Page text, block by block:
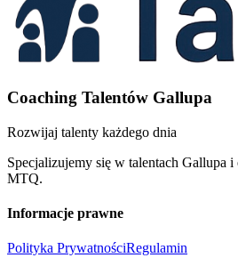
Coaching Talentów Gallupa
Rozwijaj talenty każdego dnia
Specjalizujemy się w talentach Gallupa
MTQ.
Informacje prawne
Polityka PrywatnościRegulamin